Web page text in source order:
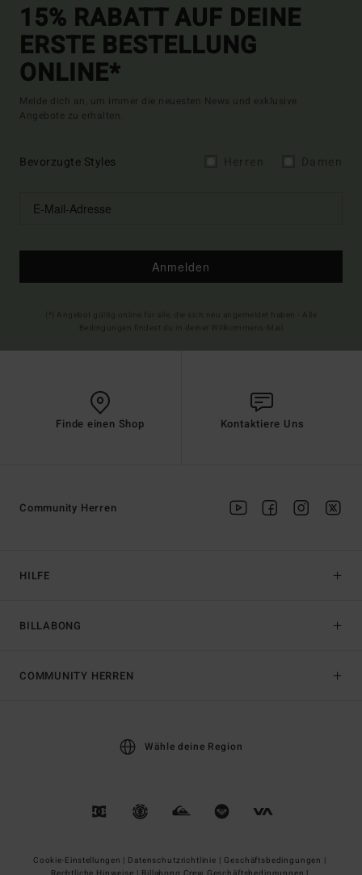
15% RABATT AUF DEINE
ERSTE BESTELLUNG
ONLINE*
Melde dich an, um immer die neuesten News und exklusive
Angebote zu erhalten.
Bevorzugte Styles
Anmelden
Finde einen Shop Kontaktiere Uns
HILFE
BILLABONG
Community Herren
COMMUNITY HERREN
Wähle deine Region
Cookie-Einstellungen | Datenschutzrichtlinie | Geschäftsbedingungen |